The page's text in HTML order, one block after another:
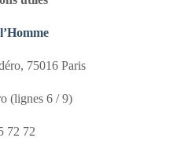
75016 Paris
(lignes 6 / 9)
72 72